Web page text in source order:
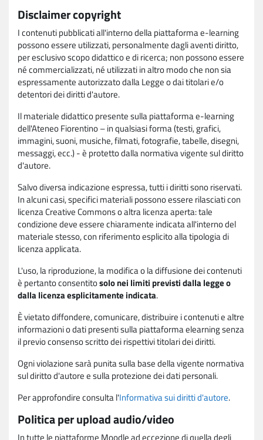
Disclaimer copyright
I contenuti pubblicati all'interno della piattaforma e-learning
possono essere utilizzati, personalmente dagli aventi diritto,
per esclusivo scopo didattico e di ricerca; non possono essere
né commercializzati, né utilizzati in altro modo che non sia
espressamente autorizzato dalla Legge o dai titolari e/o
detentori dei diritti d'autore.
Il materiale didattico presente sulla piattaforma e-learning
dell'Ateneo Fiorentino – in qualsiasi forma (testi, grafici,
immagini, suoni, musiche, filmati, fotografie, tabelle, disegni,
messaggi, ecc.) - è protetto dalla normativa vigente sul diritto
d'autore.
Salvo diversa indicazione espressa, tutti i diritti sono riservati.
In alcuni casi, specifici materiali possono essere rilasciati con
licenza Creative Commons o altra licenza aperta: tale
condizione deve essere chiaramente indicata all'interno del
materiale stesso, con riferimento esplicito alla tipologia di
licenza applicata.
L'uso, la riproduzione, la modifica o la diffusione dei contenuti
è pertanto consentitosolo nei limiti previsti dalla legge o
dalla licenza esplicitamente indicata.
È vietato diffondere, comunicare, distribuire i contenuti e altre
informazioni o dati presenti sulla piattaforma elearning senza
il previo consenso scritto dei rispettivi titolari dei diritti.
Ogni violazione sarà punita sulla base della vigente normativa
sul diritto d'autore e sulla protezione dei dati personali.
Per approfondire consulta l'Informativa sui diritti d'autore.
Politica per upload audio/video
In tutte le piattaforme Moodle ad eccezione di quella degli